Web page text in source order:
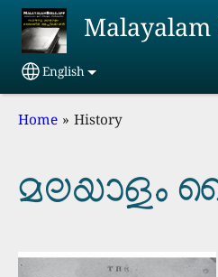
Skip to main content
Malayalam
Select your language
English
Breadcrumb
Home History
മലയാളം